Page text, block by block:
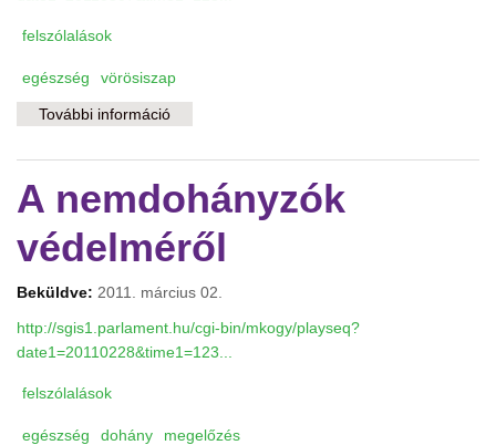
felszólalások
egészség vörösiszap
További információ
kapcsolatosan
A nemdohányzók
védelméről
Beküldve: 2011. március 02.
http://sgis1.parlament.hu/cgi-bin/mkogy/playseq?
date1=20110228&time1=123...
felszólalások
egészség dohány megelőzés